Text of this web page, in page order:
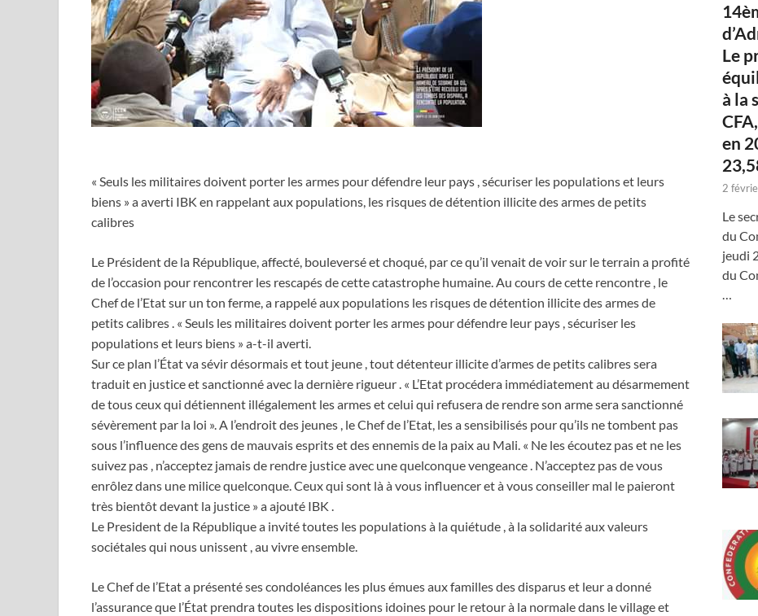
« Seuls les militaires doivent porter les armes pour défendre leur pays , sécuriser les populations et leurs
biens » a averti IBK en rappelant aux populations, les risques de détention illicite des armes de petits
calibres
Le Président de la République, affecté, bouleversé et choqué, par ce qu’il venait de voir sur le terrain a profité
de l’occasion pour rencontrer les rescapés de cette catastrophe humaine. Au cours de cette rencontre , le
Chef de l’Etat sur un ton ferme, a rappelé aux populations les risques de détention illicite des armes de
petits calibres . « Seuls les militaires doivent porter les armes pour défendre leur pays , sécuriser les
populations et leurs biens » a-t-il averti.
Sur ce plan l’État va sévir désormais et tout jeune , tout détenteur illicite d’armes de petits calibres sera
traduit en justice et sanctionné avec la dernière rigueur . « L’Etat procédera immédiatement au désarmement
de tous ceux qui détiennent illégalement les armes et celui qui refusera de rendre son arme sera sanctionné
sévèrement par la loi ». A l’endroit des jeunes , le Chef de l’Etat, les a sensibilisés pour qu’ils ne tombent pas
sous l’influence des gens de mauvais esprits et des ennemis de la paix au Mali. « Ne les écoutez pas et ne les
suivez pas , n’acceptez jamais de rendre justice avec une quelconque vengeance . N’acceptez pas de vous
enrôlez dans une milice quelconque. Ceux qui sont là à vous influencer et à vous conseiller mal le paieront
très bientôt devant la justice » a ajouté IBK .
Le President de la République a invité toutes les populations à la quiétude , à la solidarité aux valeurs
sociétales qui nous unissent , au vivre ensemble.
Le Chef de l’Etat a présenté ses condoléances les plus émues aux familles des disparus et leur a donné
l’assurance que l’État prendra toutes les dispositions idoines pour le retour à la normale dans le village et
Le
à la
en
2
Le
du
jeudi
du
…